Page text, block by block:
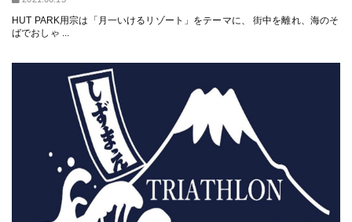
HUT PARK用宗は「月一いけるリゾート」をテーマに、 街中を離れ、海のそ
ばでおしゃ ...